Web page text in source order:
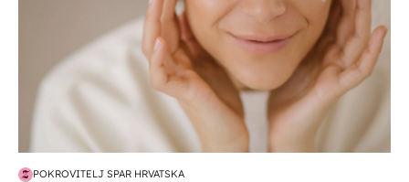
POKROVITELJ SPAR HRVATSKA